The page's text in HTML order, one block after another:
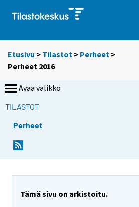
Etusivu > Tilastot > Perheet >
Perheet 2016
Avaa valikko
TILASTOT
Perheet
Tämä sivu on arkistoitu.